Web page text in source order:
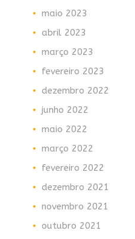
maio 2023
abril 2023
março 2023
fevereiro 2023
dezembro 2022
junho 2022
maio 2022
março 2022
fevereiro 2022
dezembro 2021
novembro 2021
outubro 2021